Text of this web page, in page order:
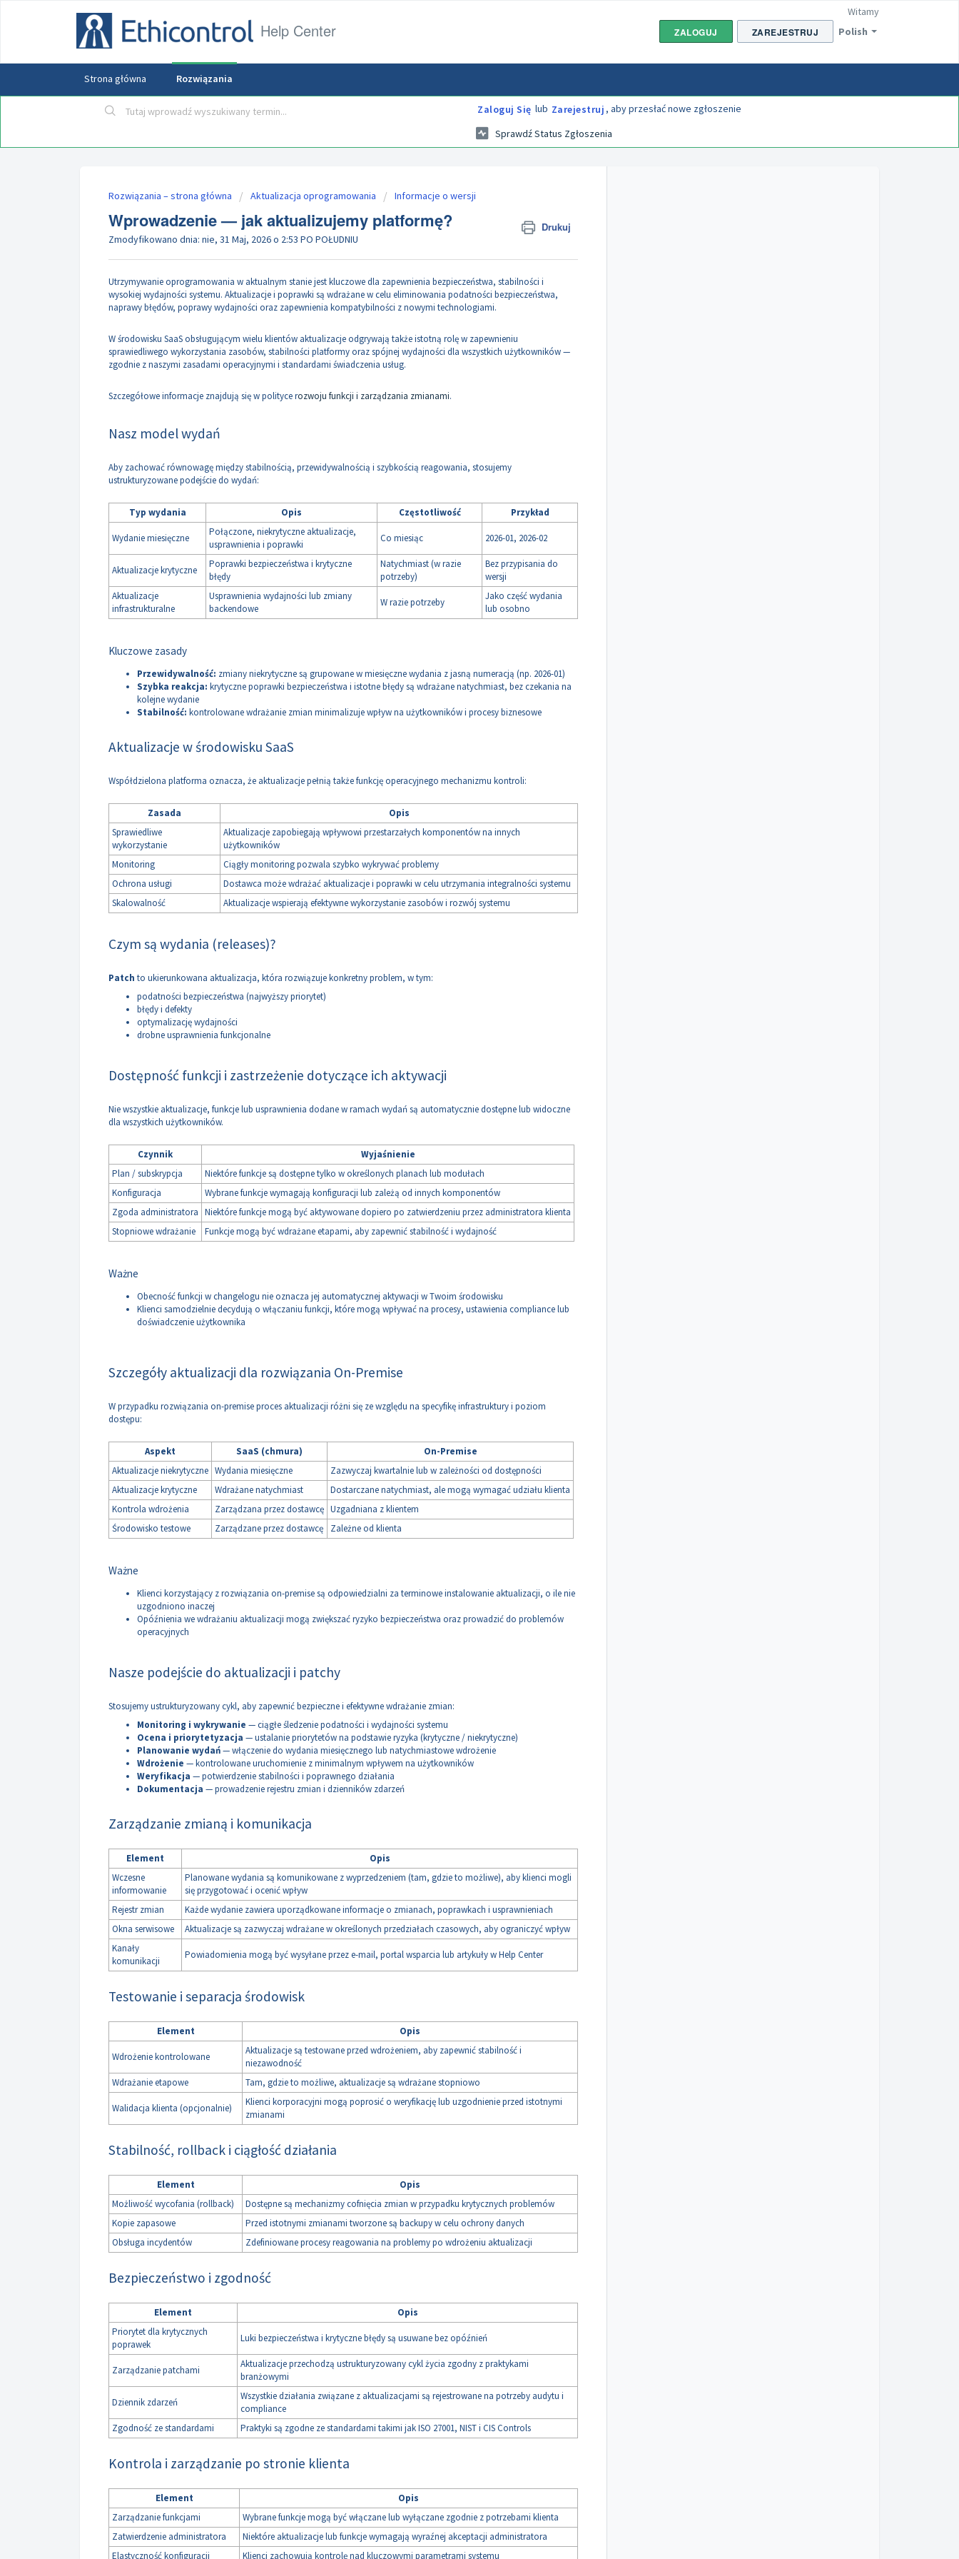
Help Center Polish
Witamy
ZALOGUJ
ZAREJESTRUJ
Strona główna Rozwiązania
Zaloguj Się lub Zarejestruj , aby przesłać nowe zgłoszenie
Sprawdź Status Zgłoszenia
Rozwiązania – strona główna Aktualizacja oprogramowania Informacje o wersji
Wprowadzenie — jak aktualizujemy platformę? Drukuj
Zmodyfikowano dnia: nie, 31 Maj, 2026 o 2:53 PO POŁUDNIU
Utrzymywanie oprogramowania w aktualnym stanie jest kluczowe dla zapewnienia bezpieczeństwa, stabilności i
wysokiej wydajności systemu. Aktualizacje i poprawki są wdrażane w celu eliminowania podatności bezpieczeństwa,
naprawy błędów, poprawy wydajności oraz zapewnienia kompatybilności z nowymi technologiami.
W środowisku SaaS obsługującym wielu klientów aktualizacje odgrywają także istotną rolę w zapewnieniu
sprawiedliwego wykorzystania zasobów, stabilności platformy oraz spójnej wydajności dla wszystkich użytkowników —
zgodnie z naszymi zasadami operacyjnymi i standardami świadczenia usług.
Szczegółowe informacje znajdują się w polityce rozwoju funkcji i zarządzania zmianami.
Nasz model wydań
Aby zachować równowagę między stabilnością, przewidywalnością i szybkością reagowania, stosujemy
ustrukturyzowane podejście do wydań:
Typ wydania Opis Częstotliwość Przykład
Wydanie miesięczne
Połączone, niekrytyczne aktualizacje,
usprawnienia i poprawki
Co miesiąc 2026-01, 2026-02
Aktualizacje krytyczne
Poprawki bezpieczeństwa i krytyczne
błędy
Natychmiast (w razie
potrzeby)
Bez przypisania do
wersji
Aktualizacje
infrastrukturalne
Usprawnienia wydajności lub zmiany
backendowe
W razie potrzeby
Jako część wydania
lub osobno
Kluczowe zasady
Przewidywalność: zmiany niekrytyczne są grupowane w miesięczne wydania z jasną numeracją (np. 2026-01)
Szybka reakcja: krytyczne poprawki bezpieczeństwa i istotne błędy są wdrażane natychmiast, bez czekania na
kolejne wydanie
Stabilność: kontrolowane wdrażanie zmian minimalizuje wpływ na użytkowników i procesy biznesowe
Aktualizacje w środowisku SaaS
Współdzielona platforma oznacza, że aktualizacje pełnią także funkcję operacyjnego mechanizmu kontroli:
Zasada
Opis
Sprawiedliwe
wykorzystanie
Aktualizacje zapobiegają wpływowi przestarzałych komponentów na innych
użytkowników
Monitoring
Ciągły monitoring pozwala szybko wykrywać problemy
Ochrona usługi
Dostawca może wdrażać aktualizacje i poprawki w celu utrzymania integralności systemu
Skalowalność
Aktualizacje wspierają efektywne wykorzystanie zasobów i rozwój systemu
Czym są wydania (releases)?
Patch to ukierunkowana aktualizacja, która rozwiązuje konkretny problem, w tym:
podatności bezpieczeństwa (najwyższy priorytet)
błędy i defekty
optymalizację wydajności
drobne usprawnienia funkcjonalne
Dostępność funkcji i zastrzeżenie dotyczące ich aktywacji
Nie wszystkie aktualizacje, funkcje lub usprawnienia dodane w ramach wydań są automatycznie dostępne lub widoczne
dla wszystkich użytkowników.
Czynnik
Wyjaśnienie
Plan / subskrypcja
Niektóre funkcje są dostępne tylko w określonych planach lub modułach
Konfiguracja
Wybrane funkcje wymagają konfiguracji lub zależą od innych komponentów
Zgoda administratora Niektóre funkcje mogą być aktywowane dopiero po zatwierdzeniu przez administratora klienta
Stopniowe wdrażanie
Funkcje mogą być wdrażane etapami, aby zapewnić stabilność i wydajność
Ważne
Obecność funkcji w changelogu nie oznacza jej automatycznej aktywacji w Twoim środowisku
Klienci samodzielnie decydują o włączaniu funkcji, które mogą wpływać na procesy, ustawienia compliance lub
doświadczenie użytkownika
Szczegóły aktualizacji dla rozwiązania On-Premise
W przypadku rozwiązania on-premise proces aktualizacji różni się ze względu na specyfikę infrastruktury i poziom
dostępu:
Aspekt SaaS (chmura)
On-Premise
Aktualizacje niekrytyczne Wydania miesięczne
Zazwyczaj kwartalnie lub w zależności od dostępności
Aktualizacje krytyczne
Wdrażane natychmiast
Dostarczane natychmiast, ale mogą wymagać udziału klienta
Kontrola wdrożenia
Zarządzana przez dostawcę Uzgadniana z klientem
Środowisko testowe
Zarządzane przez dostawcę Zależne od klienta
Ważne
Klienci korzystający z rozwiązania on-premise są odpowiedzialni za terminowe instalowanie aktualizacji, o ile nie
uzgodniono inaczej
Opóźnienia we wdrażaniu aktualizacji mogą zwiększać ryzyko bezpieczeństwa oraz prowadzić do problemów
operacyjnych
Nasze podejście do aktualizacji i patchy
Stosujemy ustrukturyzowany cykl, aby zapewnić bezpieczne i efektywne wdrażanie zmian:
Monitoring i wykrywanie — ciągłe śledzenie podatności i wydajności systemu
Ocena i priorytetyzacja — ustalanie priorytetów na podstawie ryzyka (krytyczne / niekrytyczne)
Planowanie wydań— włączenie do wydania miesięcznego lub natychmiastowe wdrożenie
Wdrożenie — kontrolowane uruchomienie z minimalnym wpływem na użytkowników
Weryfikacja — potwierdzenie stabilności i poprawnego działania
Dokumentacja — prowadzenie rejestru zmian i dzienników zdarzeń
Zarządzanie zmianą i komunikacja
Element
Opis
Wczesne
informowanie
Planowane wydania są komunikowane z wyprzedzeniem (tam, gdzie to możliwe), aby klienci mogli
się przygotować i ocenić wpływ
Rejestr zmian
Każde wydanie zawiera uporządkowane informacje o zmianach, poprawkach i usprawnieniach
Okna serwisowe
Aktualizacje są zazwyczaj wdrażane w określonych przedziałach czasowych, aby ograniczyć wpływ
Kanały
komunikacji
Powiadomienia mogą być wysyłane przez e-mail, portal wsparcia lub artykuły w Help Center
Testowanie i separacja środowisk
Element Opis
Wdrożenie kontrolowane
Aktualizacje są testowane przed wdrożeniem, aby zapewnić stabilność i
niezawodność
Wdrażanie etapowe
Tam, gdzie to możliwe, aktualizacje są wdrażane stopniowo
Walidacja klienta (opcjonalnie)
Klienci korporacyjni mogą poprosić o weryfikację lub uzgodnienie przed istotnymi
zmianami
Stabilność, rollback i ciągłość działania
Element
Opis
Możliwość wycofania (rollback)
Dostępne są mechanizmy cofnięcia zmian w przypadku krytycznych problemów
Kopie zapasowe
Przed istotnymi zmianami tworzone są backupy w celu ochrony danych
Obsługa incydentów
Zdefiniowane procesy reagowania na problemy po wdrożeniu aktualizacji
Bezpieczeństwo i zgodność
Element
Opis
Priorytet dla krytycznych
poprawek
Luki bezpieczeństwa i krytyczne błędy są usuwane bez opóźnień
Zarządzanie patchami
Aktualizacje przechodzą ustrukturyzowany cykl życia zgodny z praktykami
branżowymi
Dziennik zdarzeń
Wszystkie działania związane z aktualizacjami są rejestrowane na potrzeby audytu i
compliance
Zgodność ze standardami
Praktyki są zgodne ze standardami takimi jak ISO 27001, NIST i CIS Controls
Kontrola i zarządzanie po stronie klienta
Element
Opis
Zarządzanie funkcjami
Wybrane funkcje mogą być włączane lub wyłączane zgodnie z potrzebami klienta
Zatwierdzenie administratora
Niektóre aktualizacje lub funkcje wymagają wyraźnej akceptacji administratora
Elastyczność konfiguracji
Klienci zachowują kontrolę nad kluczowymi parametrami systemu